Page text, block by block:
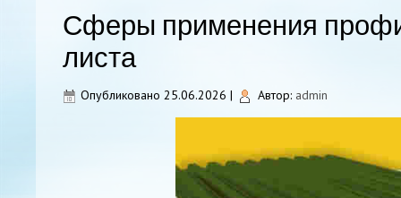
Сферы применения
листа
Опубликовано 25.06.2026 | Автор: admin